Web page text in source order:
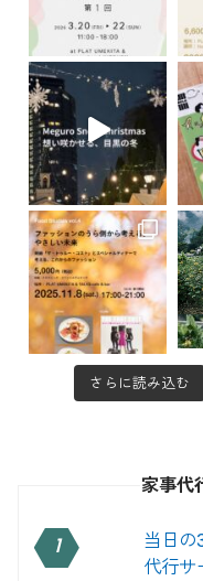
さらに読み込む
家事代
1
当日の
代行サ